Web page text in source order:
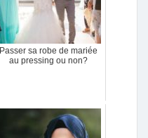
Passer sa robe de mariée
au pressing ou non?